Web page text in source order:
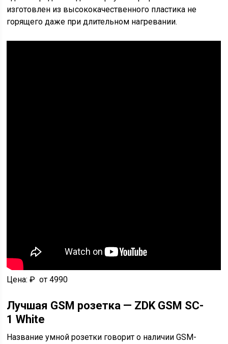
изготовлен из высококачественного пластика не
горящего даже при длительном нагревании.
Цена: ₽ от 4990
Лучшая GSM розетка — ZDK GSM SC-
1 White
Название умной розетки говорит о наличии GSM-